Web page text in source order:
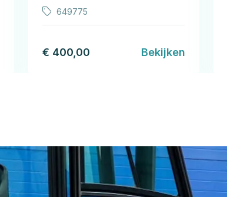
649775
€ 400,00 Bekijken